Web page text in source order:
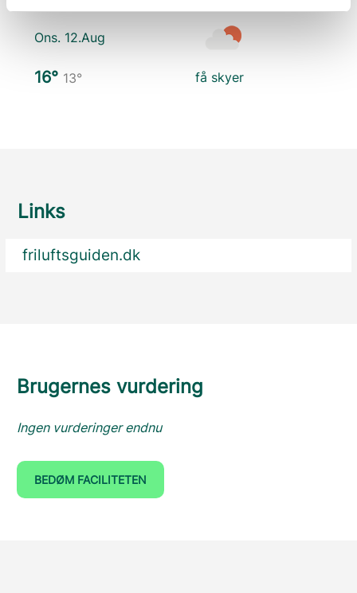
Ons. 12.Aug
16° 13° få skyer
Links
friluftsguiden.dk
Brugernes vurdering
Ingen vurderinger endnu
BEDØM FACILITETEN